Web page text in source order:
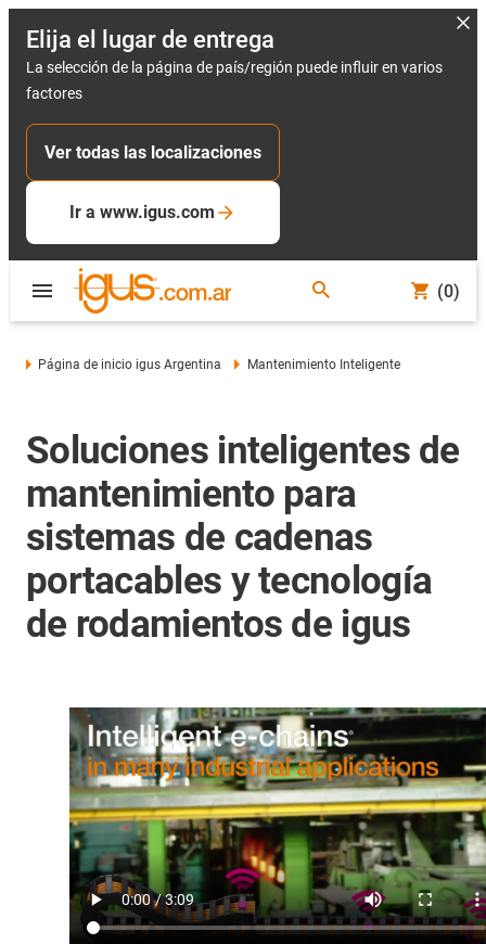
Elija el lugar de entrega
La selección de la página de país/región puede influir en varios
factores
Ver todas las localizaciones
Ir a www.igus.com
(0)
Página de inicio igus Argentina Mantenimiento Inteligente
Soluciones inteligentes de
mantenimiento para
sistemas de cadenas
portacables y tecnología
de rodamientos de igus